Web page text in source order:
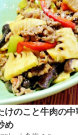
けのこと牛肉の中
め